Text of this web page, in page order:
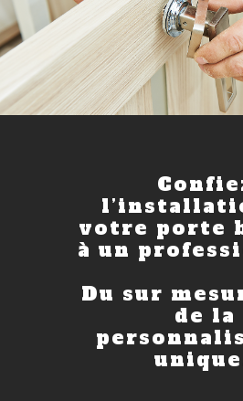
votre porte
à un
Du sur
de la